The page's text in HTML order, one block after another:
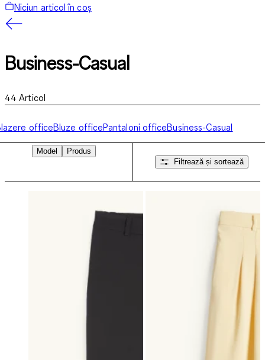
Niciun articol în coș
Business-Casual
44 Articol
officeBluze officePantaloni officeBusiness-Casual
Model
Produs
Filtrează și sortează